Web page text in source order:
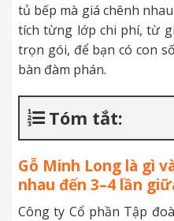
tủ bếp mà giá chênh
tích từng lớp chi phí, từ
trọn gói, để bạn có con
bàn đàm phán.
Tóm tắt:
Gỗ Minh Long là gì
nhau đến 3–4 lần
Công ty Cổ phần Tập